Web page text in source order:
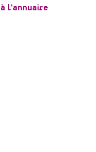
l'annuaire